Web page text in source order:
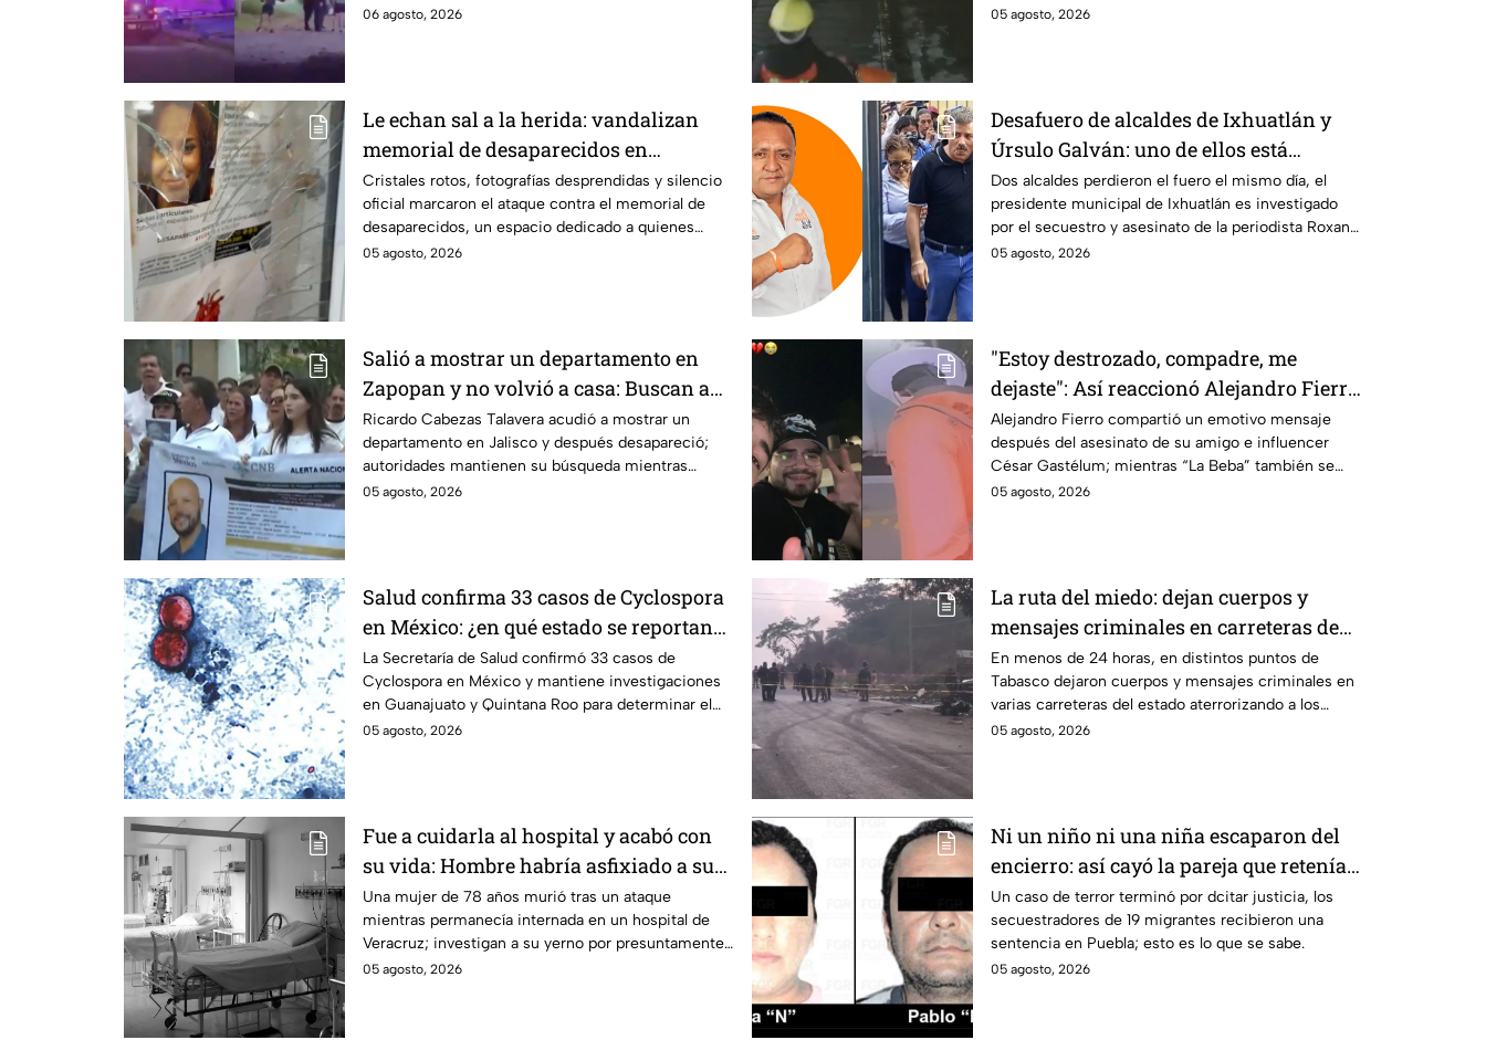
otro en El Salto.
06 agosto, 2026
dueño y saquearlo.
05 agosto, 2026
Le echan sal a la herida: vandalizan
memorial de desaparecidos en
Veracruz en medio de crisis
Cristales rotos, fotografías desprendidas y silencio
oficial marcaron el ataque contra el memorial de
desaparecidos, un espacio dedicado a quienes
siguen sin ser localizados.
05 agosto, 2026
Desafuero de alcaldes de Ixhuatlán y
Úrsulo Galván: uno de ellos está
implicado en el asesinato de la
periodista Roxana Guzmán
Dos alcaldes perdieron el fuero el mismo día, el
presidente municipal de Ixhuatlán es investigado
por el secuestro y asesinato de la periodista Roxana
Guzmán en Veracruz.
05 agosto, 2026
Salió a mostrar un departamento en
Zapopan y no volvió a casa: Buscan a
Ricardo Cabezas Talavera en Jalisco
Ricardo Cabezas Talavera acudió a mostrar un
departamento en Jalisco y después desapareció;
autoridades mantienen su búsqueda mientras
colegas refuerzan su seguridad.
05 agosto, 2026
"Estoy destrozado, compadre, me
dejaste": Así reaccionó Alejandro Fierro
al asesinato del influencer César
Gastélum
Alejandro Fierro compartió un emotivo mensaje
después del asesinato de su amigo e influencer
César Gastélum; mientras “La Beba” también se
enteró del fallecimiento en un live de TikTok.
05 agosto, 2026
Salud confirma 33 casos de Cyclospora
en México: ¿en qué estado se reportan
los brotes de diarrea explosiva?
La Secretaría de Salud confirmó 33 casos de
Cyclospora en México y mantiene investigaciones
en Guanajuato y Quintana Roo para determinar el
origen de los contagios.
05 agosto, 2026
La ruta del miedo: dejan cuerpos y
mensajes criminales en carreteras de
Tabasco en un solo día
En menos de 24 horas, en distintos puntos de
Tabasco dejaron cuerpos y mensajes criminales en
varias carreteras del estado aterrorizando a los
habitantes. El gobierno no puede controlar la crisis
05 agosto, 2026
Fue a cuidarla al hospital y acabó con
su vida: Hombre habría asfixiado a su
suegra mientras estaba internada en
Veracruz
Una mujer de 78 años murió tras un ataque
mientras permanecía internada en un hospital de
Veracruz; investigan a su yerno por presuntamente
haberla asfixiado.
05 agosto, 2026
Ni un niño ni una niña escaparon del
encierro: así cayó la pareja que retenía a
19 migrantes en Puebla
Un caso de terror terminó por dcitar justicia, los
secuestradores de 19 migrantes recibieron una
sentencia en Puebla; esto es lo que se sabe.
05 agosto, 2026